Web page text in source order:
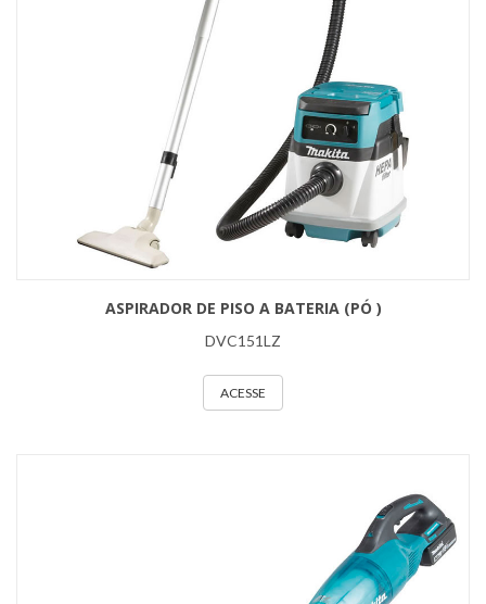
ASPIRADOR DE PISO A BATERIA (PÓ )
DVC151LZ
ACESSE